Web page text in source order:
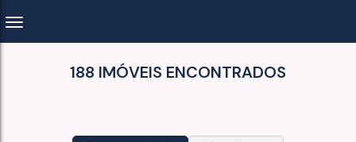
188 IMÓVEIS ENCONTRADOS